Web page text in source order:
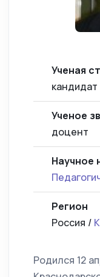
Ученая
кандидат
Ученое
доцент
Научное
Регион
Россия /
Родился 12